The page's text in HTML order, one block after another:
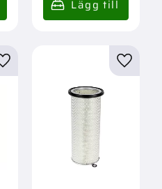
Lägg till i favoriter Lägg